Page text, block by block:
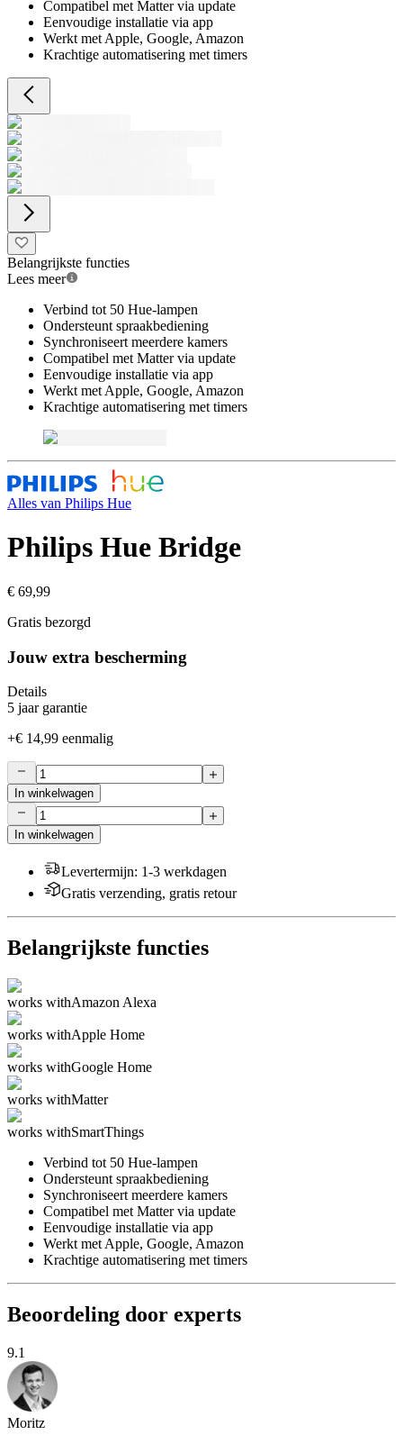
Compatibel met Matter via update
Eenvoudige installatie via app
Werkt met Apple, Google, Amazon
Krachtige automatisering met timers
Belangrijkste functies
Lees meer
Verbind tot 50 Hue-lampen
Ondersteunt spraakbediening
Synchroniseert meerdere kamers
Compatibel met Matter via update
Eenvoudige installatie via app
Werkt met Apple, Google, Amazon
Krachtige automatisering met timers
Alles van Philips Hue
Philips Hue Bridge
€ 69,99
Gratis bezorgd
Jouw extra bescherming
Details
5 jaar garantie
+€ 14,99 eenmalig
In winkelwagen
In winkelwagen
Levertermijn: 1-3 werkdagen
Gratis verzending, gratis retour
Belangrijkste functies
works withAmazon Alexa
works withApple Home
works withGoogle Home
works withMatter
works withSmartThings
Verbind tot 50 Hue-lampen
Ondersteunt spraakbediening
Synchroniseert meerdere kamers
Compatibel met Matter via update
Eenvoudige installatie via app
Werkt met Apple, Google, Amazon
Krachtige automatisering met timers
Beoordeling door experts
9.1
Moritz